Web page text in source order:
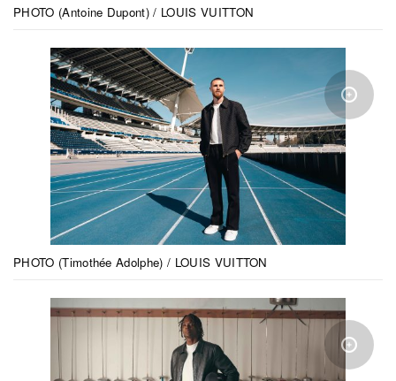
PHOTO (Antoine Dupont) / LOUIS VUITTON
PHOTO (Timothée Adolphe) / LOUIS VUITTON